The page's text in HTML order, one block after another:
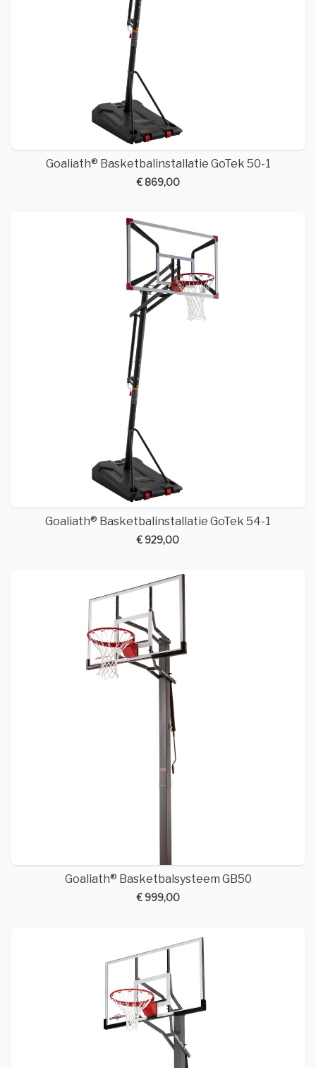
Goaliath® Basketbalinstallatie GoTek 50-1
€ 869,00
Goaliath® Basketbalinstallatie GoTek 54-1
€ 929,00
Goaliath® Basketbalsysteem GB50
€ 999,00